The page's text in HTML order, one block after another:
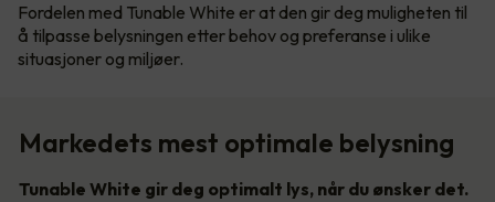
Fordelen med Tunable White er at den gir deg muligheten til
å tilpasse belysningen etter behov og preferanse i ulike
situasjoner og miljøer.
Markedets mest optimale belysning
Tunable White gir deg optimalt lys, når du ønsker det.